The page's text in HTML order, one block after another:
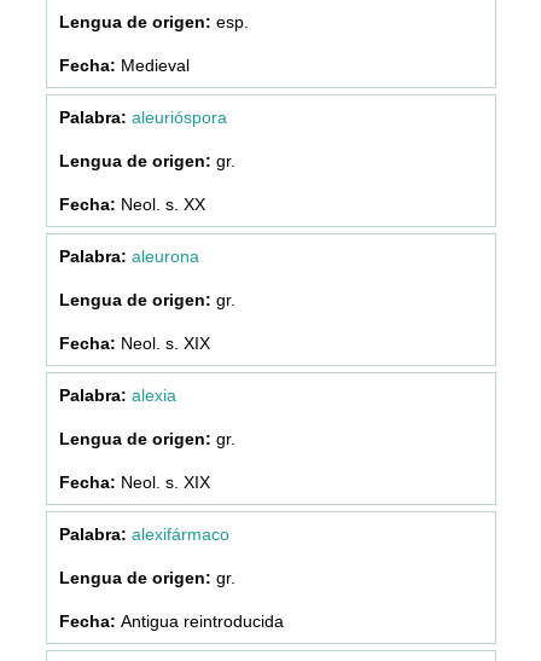
esp.
Medieval
aleurióspora
gr.
Neol. s. XX
aleurona
gr.
Neol. s. XIX
alexia
gr.
Neol. s. XIX
alexifármaco
gr.
Antigua reintroducida